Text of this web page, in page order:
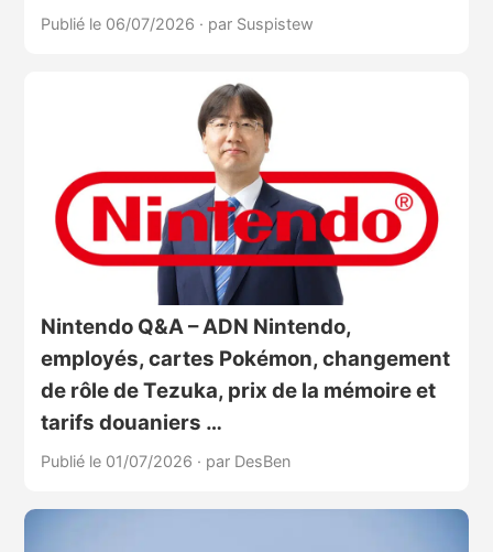
Publié le 06/07/2026 · par Suspistew
Nintendo Q&A – ADN Nintendo,
employés, cartes Pokémon, changement
de rôle de Tezuka, prix de la mémoire et
tarifs douaniers …
Publié le 01/07/2026 · par DesBen